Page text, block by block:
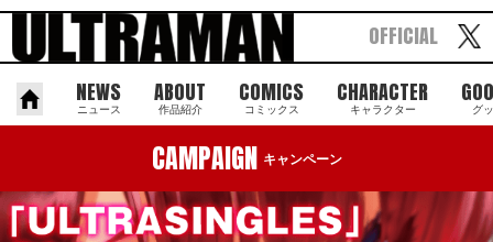
NEWS
ニュース
ABOUT
作品紹介
COMICS
コミックス
CHARACTER
キャラクター グ
OFFICIAL
CAMPAIGN キャンペーン